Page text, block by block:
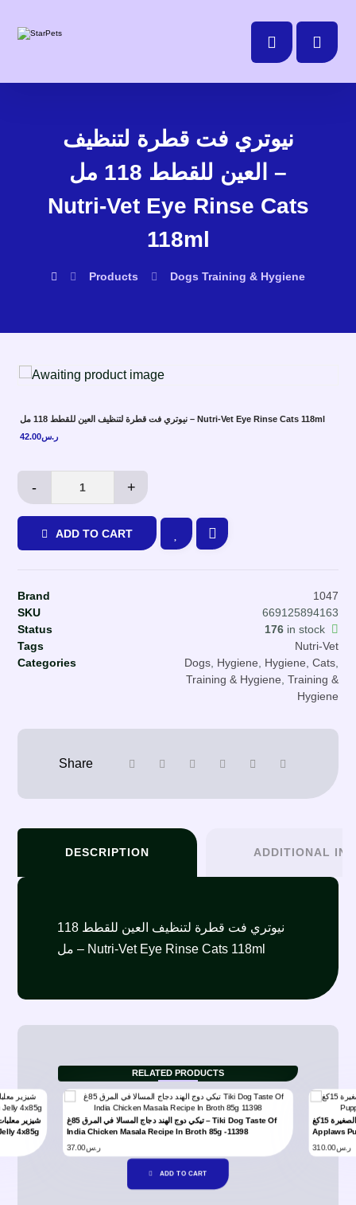
نيوتري فت قطرة لتنظيف
العين للقطط 118 مل –
Nutri-Vet Eye Rinse Cats
118ml
Products Dogs Training & Hygiene
نيوتري فت قطرة لتنظيف العين للقطط 118 مل – Nutri-Vet Eye Rinse Cats 118ml
ر.س42.00
- +
ADD TO CART
Brand
1047
SKU
669125894163
Status
176in stock
Tags
Nutri-Vet
Categories
Dogs, Hygiene Hygiene, Cats,
Training & Hygiene Training &
Hygiene
DESCRIPTION ADDITIONAL
نيوتري فت قطرة لتنظيف العين للقطط 118
مل – Nutri-Vet Eye Rinse Cats 118ml
RELATED PRODUCTS
4x85g
تيكي دوج الهند دجاج المسالا في المرق 85غ – Tiki Dog Taste Of
India Chicken Masala Recipe In Broth 85g -11398
ر.س37.00
ADD TO CART
أبلاوز طعام جاف بالدجاج للجراء المتوسطة والصغيرة 15كغ –
Applaws
ر.س310.00